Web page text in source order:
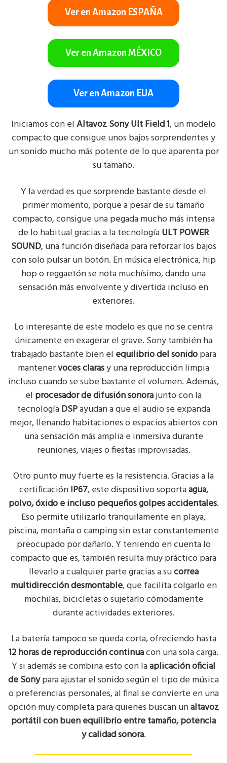
Ver en Amazon ESPAÑA
Ver en Amazon MÉXICO
Ver en Amazon EUA
Iniciamos con elAltavoz Sony Ult Field 1, un modelo
compacto que consigue unos bajos sorprendentes y
un sonido mucho más potente de lo que aparenta por
su tamaño.
Y la verdad es que sorprende bastante desde el
primer momento, porque a pesar de su tamaño
compacto, consigue una pegada mucho más intensa
de lo habitual gracias a la tecnologíaULT POWER
SOUND, una función diseñada para reforzar los bajos
con solo pulsar un botón. En música electrónica, hip
hop o reggaetón se nota muchísimo, dando una
sensación más envolvente y divertida incluso en
exteriores.
Lo interesante de este modelo es que no se centra
únicamente en exagerar el grave. Sony también ha
trabajado bastante bien el equilibrio del sonidopara
mantenervoces clarasy una reproducción limpia
incluso cuando se sube bastante el volumen. Además,
el procesador de difusión sonorajunto con la
tecnologíaDSPayudan a que el audio se expanda
mejor, llenando habitaciones o espacios abiertos con
una sensación más amplia e inmersiva durante
reuniones, viajes o fiestas improvisadas.
Otro punto muy fuerte es la resistencia. Gracias a la
certificaciónIP67, este dispositivo soportaagua,
polvo, óxido e incluso pequeños golpes accidentales.
Eso permite utilizarlo tranquilamente en playa,
piscina, montaña o camping sin estar constantemente
preocupado por dañarlo. Y teniendo en cuenta lo
compacto que es, también resulta muy práctico para
llevarlo a cualquier parte gracias a sucorrea
multidirección desmontable, que facilita colgarlo en
mochilas, bicicletas o sujetarlo cómodamente
durante actividades exteriores.
La batería tampoco se queda corta, ofreciendo hasta
12 horas de reproducción continuacon una sola carga.
Y si además se combina esto con laaplicación oficial
de Sonypara ajustar el sonido según el tipo de música
o preferencias personales, al final se convierte en una
opción muy completa para quienes buscan unaltavoz
portátil con buen equilibrio entre tamaño, potencia
y calidad sonora.